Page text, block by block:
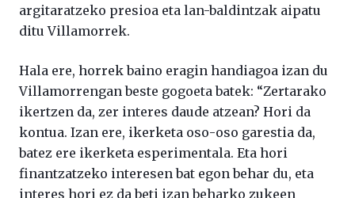
argitaratzeko presioa eta lan-baldintzak aipatu
ditu Villamorrek.
Hala ere, horrek baino eragin handiagoa izan du
Villamorrengan beste gogoeta batek: “Zertarako
ikertzen da, zer interes daude atzean? Hori da
kontua. Izan ere, ikerketa oso-oso garestia da,
batez ere ikerketa esperimentala. Eta hori
finantzatzeko interesen bat egon behar du, eta
interes hori ez da beti izan beharko zukeen